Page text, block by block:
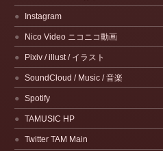
Instagram
Nico Video ニコニコ動画
Pixiv / illust / イラスト
SoundCloud / Music / 音楽
Spotify
TAMUSIC HP
Twitter TAM Main